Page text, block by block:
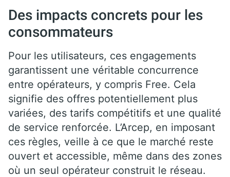
Des impacts concrets pour les
consommateurs
Pour les utilisateurs, ces engagements
garantissent une véritable concurrence
entre opérateurs, y compris Free. Cela
signifie des offres potentiellement plus
variées, des tarifs compétitifs et une qualité
de service renforcée. L’Arcep, en imposant
ces règles, veille à ce que le marché reste
ouvert et accessible, même dans des zones
où un seul opérateur construit le réseau.